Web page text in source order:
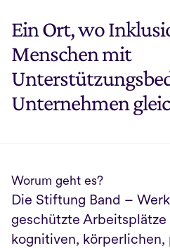
Ein Ort, wo
Menschen mit
Unternehmen
Worum geht es?
Die Stiftung Band –
geschützte
kognitiven,